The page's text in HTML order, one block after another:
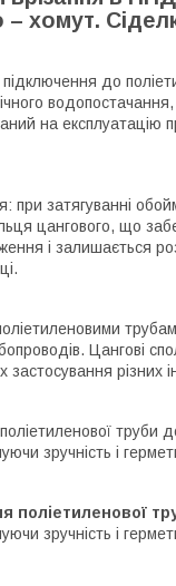
– хомут.
до
на експлуатацію
при затягуванні
цангового, що
і залишається
Цангові
різних
труби
зручність і
поліетиленової
зручність і